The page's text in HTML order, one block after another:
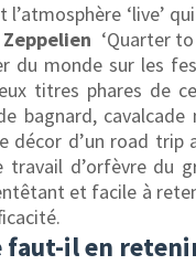
l’atmosphère ‘live’
‘Quarter
du monde sur les
titres phares de
bagnard,
décor d’un road
travail d’orfèvre du
et facile à
faut-il en